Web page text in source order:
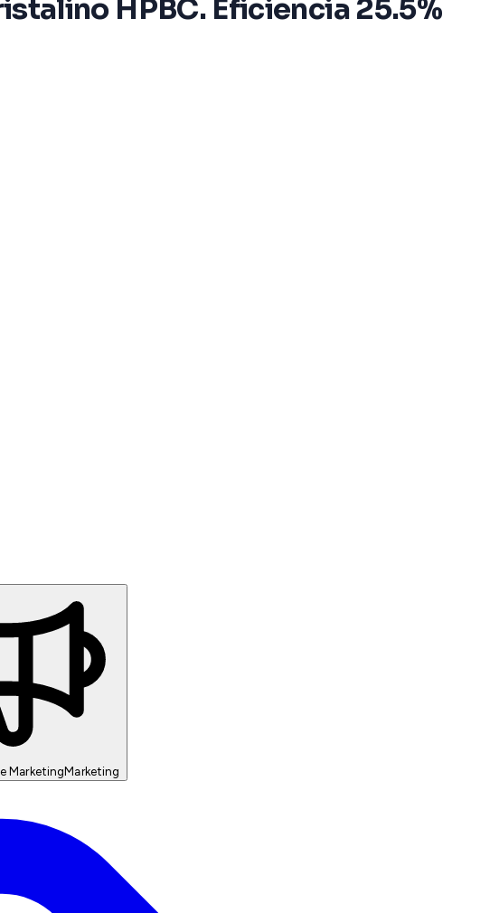
HPBC. Eficiencia 25.5%
MarketingMarketing